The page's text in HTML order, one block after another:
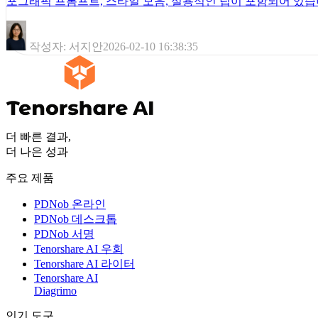
작성자: 서지안2026-02-10 16:38:35
더 빠른 결과,
더 나은 성과
주요 제품
PDNob 온라인
PDNob 데스크톱
PDNob 서명
Tenorshare AI 우회
Tenorshare AI 라이터
Tenorshare AI
Diagrimo